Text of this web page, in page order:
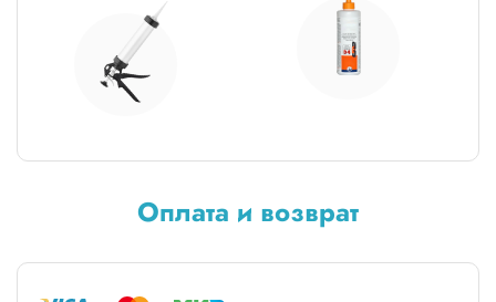
Оплата и возврат